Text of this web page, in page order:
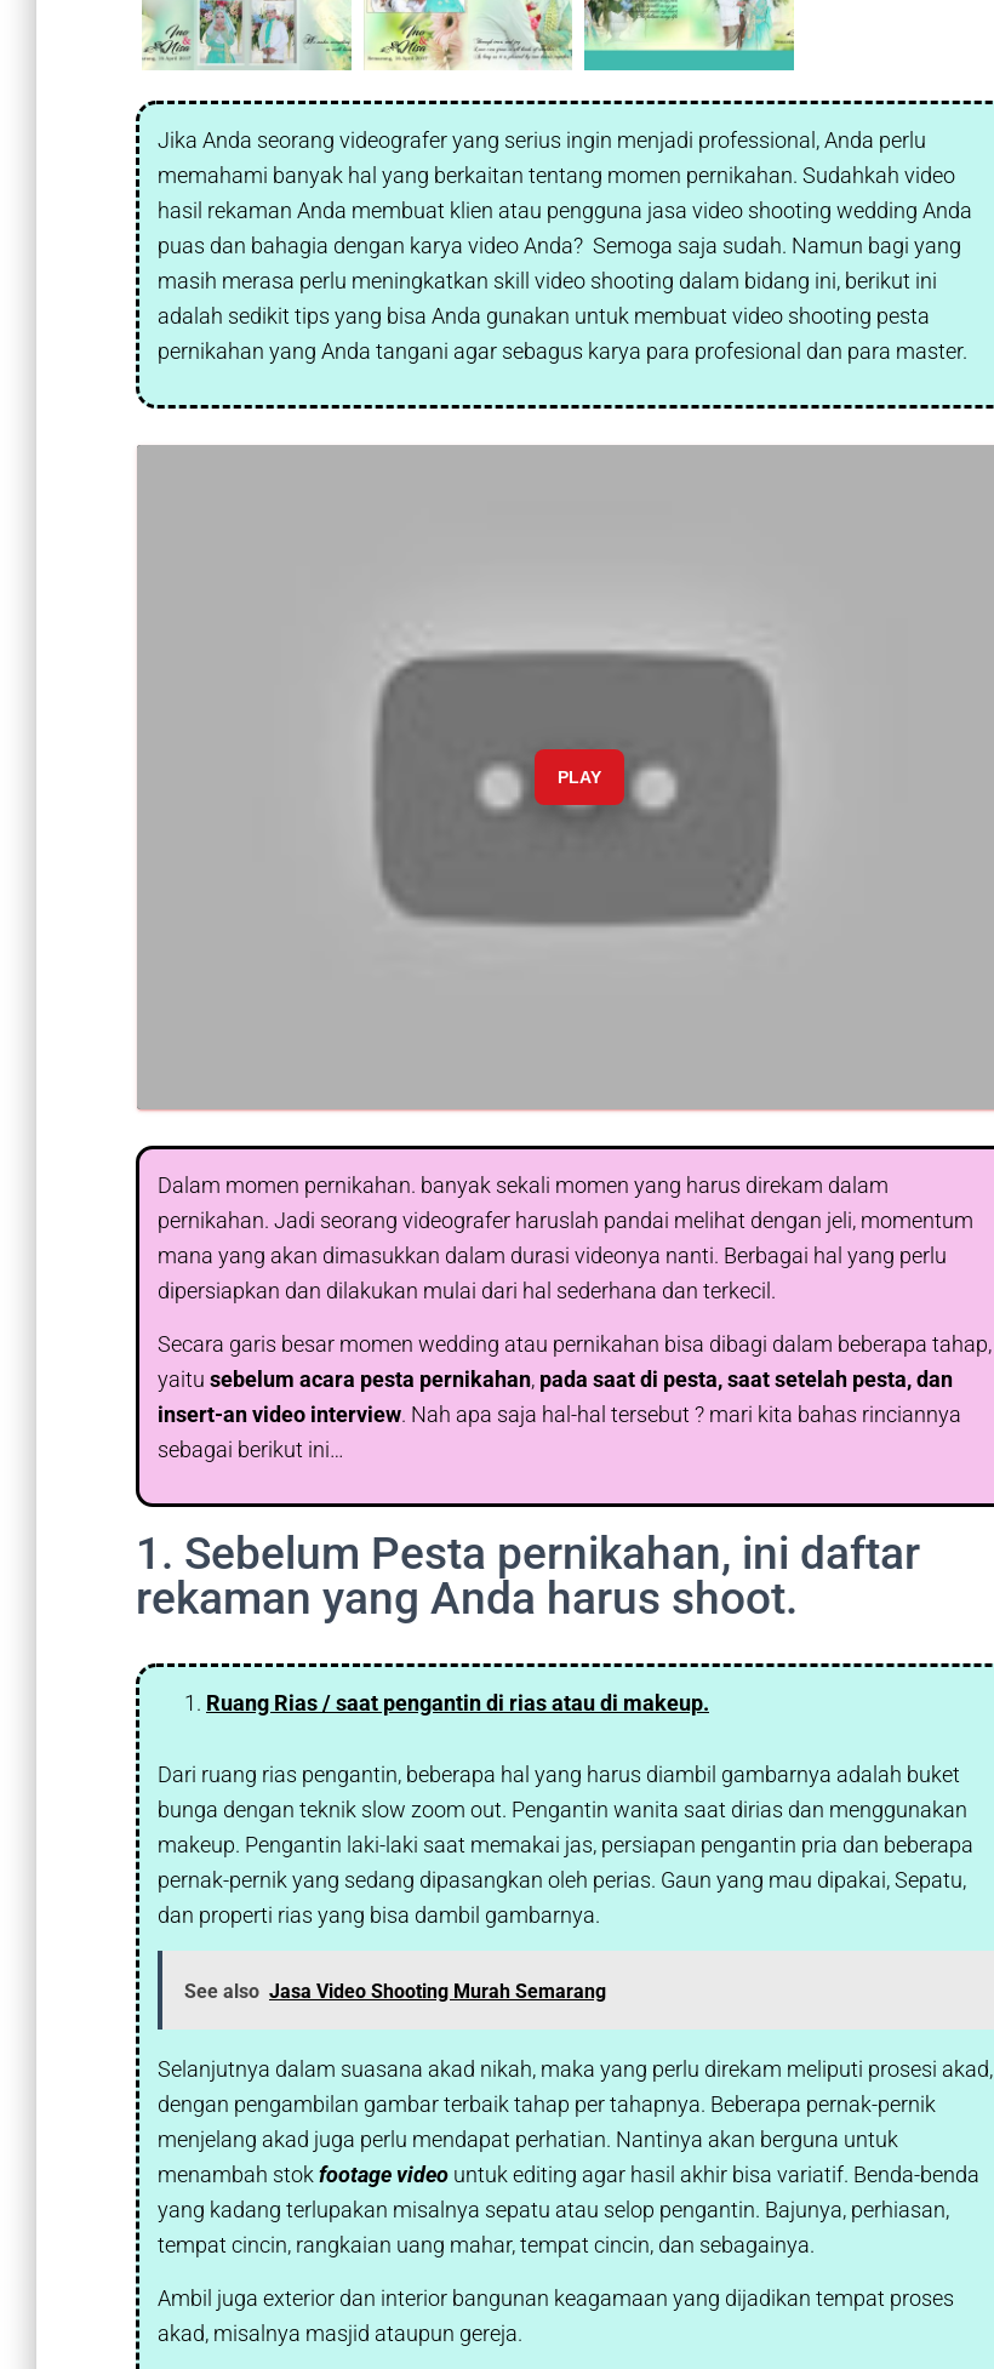
Jika Anda seorang videografer yang serius ingin menjadi professional, Anda perlu
memahami banyak hal yang berkaitan tentang momen pernikahan. Sudahkah video
hasil rekaman Anda membuat klien atau pengguna jasa video shooting wedding Anda
puas dan bahagia dengan karya video Anda? Semoga saja sudah. Namun bagi yang
masih merasa perlu meningkatkan skill video shooting dalam bidang ini, berikut ini
adalah sedikit tips yang bisa Anda gunakan untuk membuat video shooting pesta
pernikahan yang Anda tangani agar sebagus karya para profesional dan para master.
PLAY
Dalam momen pernikahan. banyak sekali momen yang harus direkam dalam
pernikahan. Jadi seorang videografer haruslah pandai melihat dengan jeli, momentum
mana yang akan dimasukkan dalam durasi videonya nanti. Berbagai hal yang perlu
dipersiapkan dan dilakukan mulai dari hal sederhana dan terkecil.
Secara garis besar momen wedding atau pernikahan bisa dibagi dalam beberapa tahap,
yaitu sebelum acara pesta pernikahan, pada saat di pesta, saat setelah pesta, dan
insert-an video interview. Nah apa saja hal-hal tersebut ? mari kita bahas rinciannya
sebagai berikut ini…
1. Sebelum Pesta pernikahan, ini daftar
rekaman yang Anda harus shoot.
Ruang Rias / saat pengantin di rias atau di makeup.
Dari ruang rias pengantin, beberapa hal yang harus diambil gambarnya adalah buket
bunga dengan teknik slow zoom out. Pengantin wanita saat dirias dan menggunakan
makeup. Pengantin laki-laki saat memakai jas, persiapan pengantin pria dan beberapa
pernak-pernik yang sedang dipasangkan oleh perias. Gaun yang mau dipakai, Sepatu,
dan properti rias yang bisa dambil gambarnya.
See also Jasa Video Shooting Murah Semarang
Selanjutnya dalam suasana akad nikah, maka yang perlu direkam meliputi prosesi akad,
dengan pengambilan gambar terbaik tahap per tahapnya. Beberapa pernak-pernik
menjelang akad juga perlu mendapat perhatian. Nantinya akan berguna untuk
menambah stok footage video untuk editing agar hasil akhir bisa variatif. Benda-benda
yang kadang terlupakan misalnya sepatu atau selop pengantin. Bajunya, perhiasan,
tempat cincin, rangkaian uang mahar, tempat cincin, dan sebagainya.
Ambil juga exterior dan interior bangunan keagamaan yang dijadikan tempat proses
akad, misalnya masjid ataupun gereja.